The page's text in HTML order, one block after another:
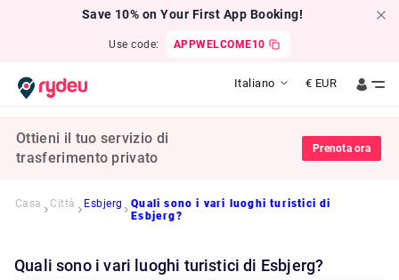
Save 10% on Your First App Booking!
Use code: APPWELCOME10
Italiano € EUR
Ottieni il tuo servizio di
trasferimento privato
Prenota ora
Casa Città Esbjerg
Quali sono i vari luoghi turistici di
Esbjerg?
Quali sono i vari luoghi turistici di Esbjerg?